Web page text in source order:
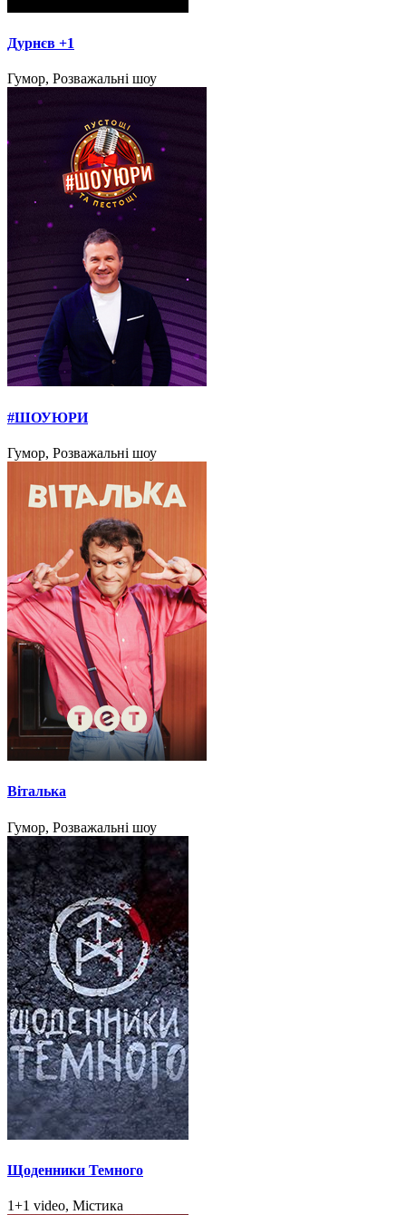
Дурнєв +1
Гумор, Розважальні шоу
#ШОУЮРИ
Гумор, Розважальні шоу
Віталька
Гумор, Розважальні шоу
Щоденники Темного
1+1 video, Містика